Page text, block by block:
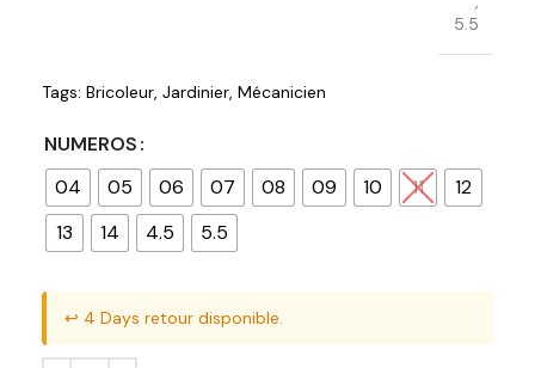
5.5
Tags: Bricoleur, Jardinier, Mécanicien
NUMEROS
04
05 06 07 08 09 10 11
12
13
14 4.5 5.5
↩️ 4 Days retour disponible.